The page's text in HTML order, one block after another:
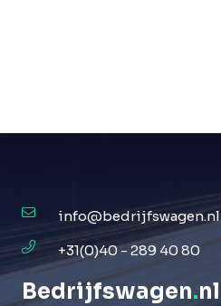
info@bedrijfswagen.nl
+31(0)40 - 289 40 80
Bedrijfswagen.nl